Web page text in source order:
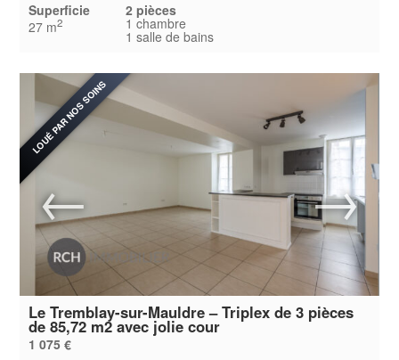
Superficie
27 m2
2 pièces
1 chambre
1 salle de bains
LOUÉ PAR NOS SOINS
Le Tremblay-sur-Mauldre – Triplex de 3 pièces
de 85,72 m2 avec jolie cour
1 075 €